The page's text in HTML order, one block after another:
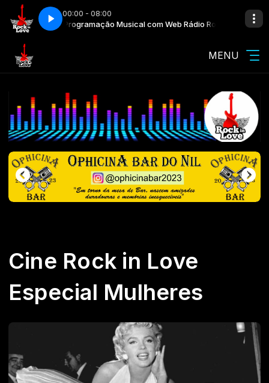
00:00 - 08:00
Rock in LoveProgramação Musical com Web Rádio Rock in Love
MENU
Cine Rock in Love
Especial Mulheres